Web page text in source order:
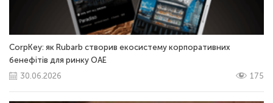
CorpKey: як Rubarb створив екосистему корпоративних
бенефітів для ринку ОАЕ
30.06.2026
175